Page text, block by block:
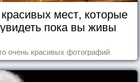
мест, которые
пока вы живы
очень красивых фотографий